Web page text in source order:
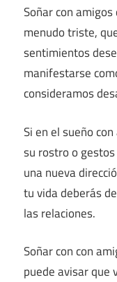
Soñar con
menudo triste,
sentimientos
manifestarse
consideramos
Si en el sueño
su rostro o
una nueva
tu vida deberás
las relaciones.
Soñar con con
puede avisar que